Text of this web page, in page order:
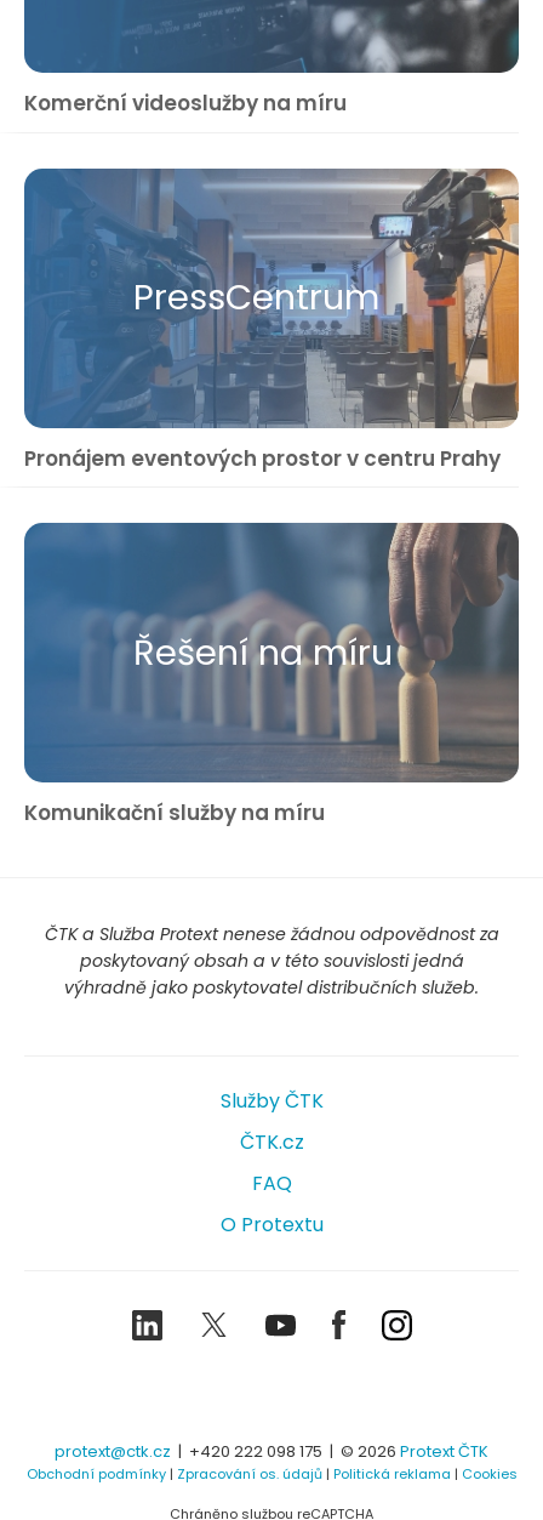
Komerční videoslužby na míru
Press​Centrum
Pronájem eventových prostor v centru Prahy
Řešení na míru
Komunikační služby na míru
ČTK a Služba Protext nenese žádnou odpovědnost za
poskytovaný obsah a v této souvislosti jedná
výhradně jako poskytovatel distribučních služeb.
Služby ČTK
ČTK.cz
FAQ
O Protextu
LinkedIn TwitterYoutubeFacebookInstagram
protext@ctk.cz | +420 222 098 175 | © 2026 Protext ČTK
Obchodní podmínky| Zpracování os. údajů| Politická reklama | Cookies
Chráněno službou reCAPTCHA